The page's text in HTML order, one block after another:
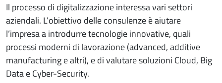
Il processo di digitalizzazione interessa vari settori
aziendali. L’obiettivo delle consulenze è aiutare
l’impresa a introdurre tecnologie innovative, quali
processi moderni di lavorazione (advanced, additive
manufacturing e altri), e di valutare soluzioni Cloud, Big
Data e Cyber-Security.